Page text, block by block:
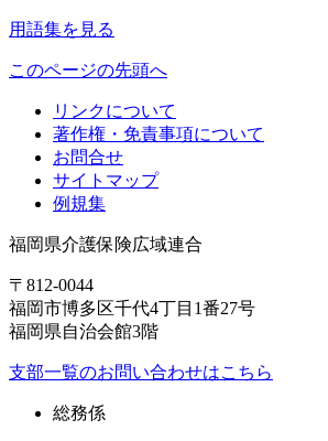
用語集を見る
このページの先頭へ
リンクについて
著作権・免責事項について
お問合せ
サイトマップ
例規集
福岡県介護保険広域連合
〒812-0044
福岡市博多区千代4丁目1番27号
福岡県自治会館3階
支部一覧のお問い合わせはこちら
総務係